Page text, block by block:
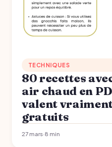
TECHNIQUES
80 recettes
air chaud en
valent
gratuits
27 mars·8 min